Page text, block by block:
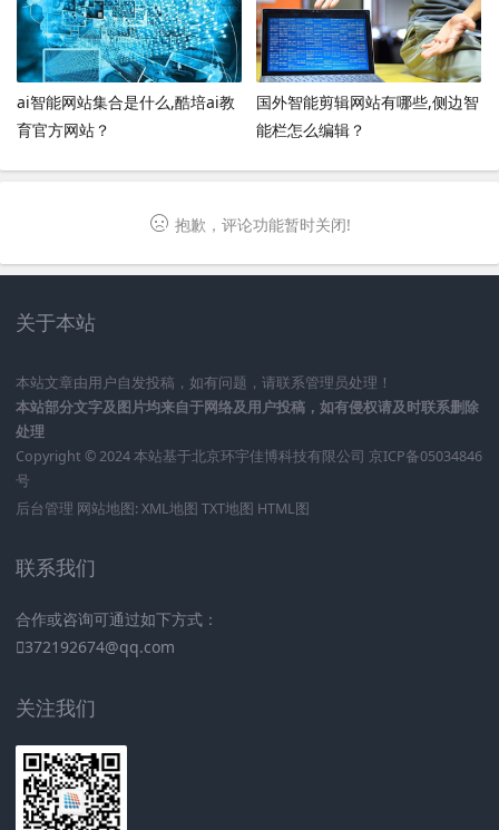
ai智能网站集合是什么,酷培ai教
育官方网站？
国外智能剪辑网站有哪些,侧边智
能栏怎么编辑？
抱歉，评论功能暂时关闭!
关于本站
本站文章由用户自发投稿，如有问题，请联系管理员处理！
本站部分文字及图片均来自于网络及用户投稿，如有侵权请及时联系删除
处理
Copyright © 2024 本站基于北京环宇佳博科技有限公司 京ICP备05034846
号
后台管理 网站地图: XML地图 TXT地图 HTML图
联系我们
合作或咨询可通过如下方式：
372192674@qq.com
关注我们